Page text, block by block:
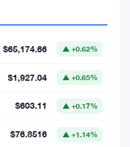
$65,174.66 ▲ +0.62%
$1,927.04 ▲ +0.65%
$603.11 ▲ +0.17%
$76.8516 ▲ +1.14%